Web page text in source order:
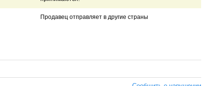
Продавец отправляет в другие страны